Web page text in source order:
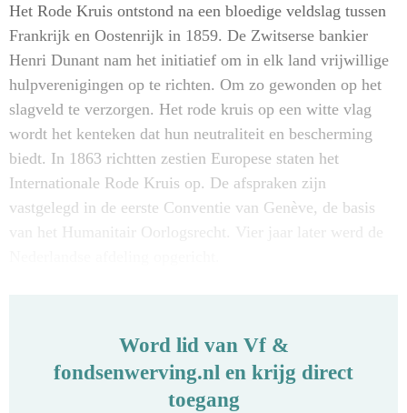
Het Rode Kruis ontstond na een bloedige veldslag tussen
Frankrijk en Oostenrijk in 1859. De Zwitserse bankier
Henri Dunant nam het initiatief om in elk land vrijwillige
hulpverenigingen op te richten. Om zo gewonden op het
slagveld te verzorgen. Het rode kruis op een witte vlag
wordt het kenteken dat hun neutraliteit en bescherming
biedt. In 1863 richtten zestien Europese staten het
Internationale Rode Kruis op. De afspraken zijn
vastgelegd in de eerste Conventie van Genève, de basis
van het Humanitair Oorlogsrecht. Vier jaar later werd de
Word lid van Vf &
fondsenwerving.nl en krijg direct
toegang